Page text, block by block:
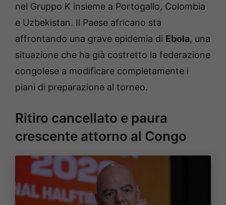
nel Gruppo K insieme a Portogallo, Colombia
e Uzbekistan. Il Paese africano sta
affrontando una grave epidemia di Ebola, una
situazione che ha già costretto la federazione
congolese a modificare completamente i
piani di preparazione al torneo.
Ritiro cancellato e paura
crescente attorno al Congo